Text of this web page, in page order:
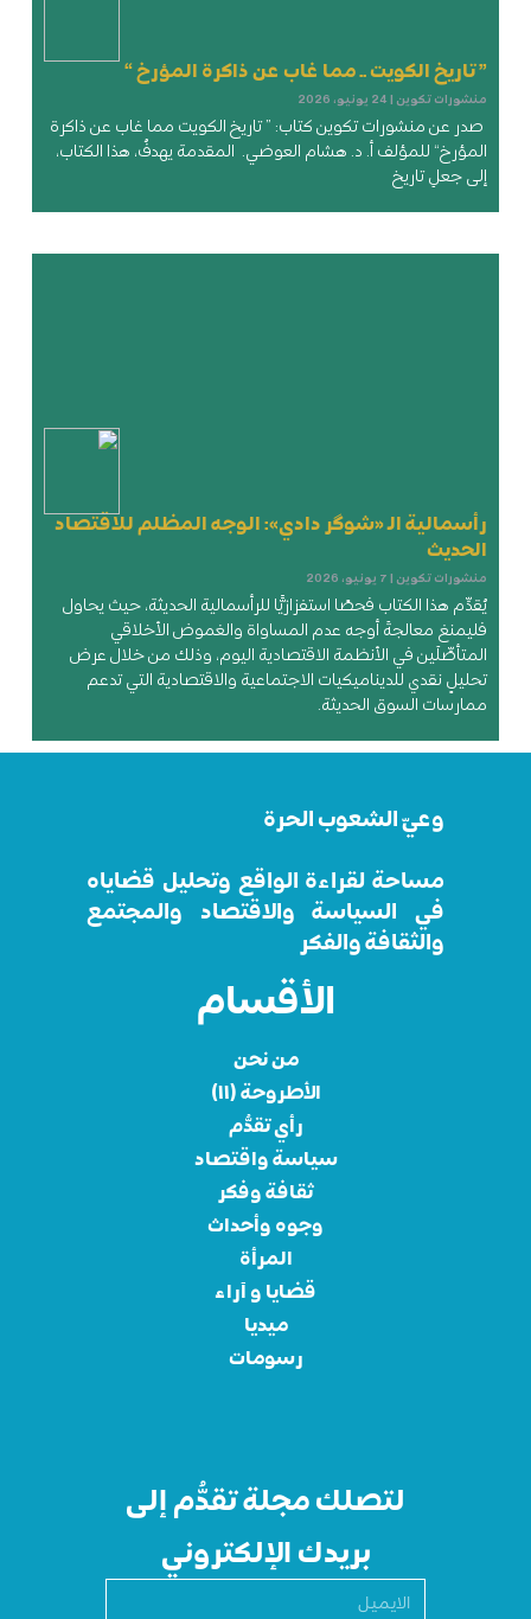
” تاريخ الكويت .. مما غاب عن ذاكرة المؤرخ “
منشورات تكوين 24 يونيو، 2026
صدر عن منشورات تكوين كتاب: ” تاريخ الكويت مما غاب عن ذاكرة
المؤرخ“ للمؤلف أ. د. هشام العوضي. المقدمة يهدفُ، هذا الكتاب،
إلى جعلِ تاريخ
رأسمالية الـ «شوگر دادي»: الوجه المظلم للاقتصاد
الحديث
منشورات تكوين 7 يونيو، 2026
يُقدِّم هذا الكتاب فحصًا استفزازيًّا للرأسمالية الحديثة، حيث يحاول
فليمنغ معالجةَ أوجه عدم المساواة والغموض الأخلاقي
المتأصِّلَين في الأنظمة الاقتصادية اليوم، وذلك من خلال عرض
تحليلٍ نقدي للديناميكيات الاجتماعية والاقتصادية التي تدعم
ممارسات السوق الحديثة.
وعيّ الشعوب الحرة
مساحة لقراءة الواقع وتحليل قضاياه
في السياسة والاقتصاد والمجتمع
والثقافة والفكر
الأقسام
من نحن
الأطروحة (١١)
رأي تقدُّم
سياسة واقتصاد
ثقافة وفكر
وجوه وأحداث
المرأة
قضايا و آراء
ميديا
رسومات
لتصلك مجلة تقدُّم إلى
بريدك الإلكتروني